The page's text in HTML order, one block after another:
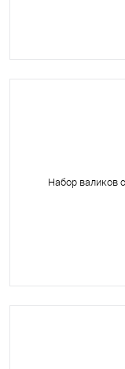
Набор валиков